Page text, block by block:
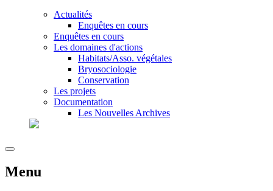
Actualités
Enquêtes en cours
Enquêtes en cours
Les domaines d'actions
Habitats/Asso. végétales
Bryosociologie
Conservation
Les projets
Documentation
Les Nouvelles Archives
Menu